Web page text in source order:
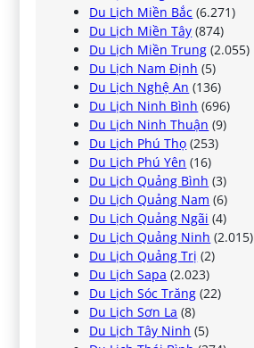
Du Lịch Miền Bắc (6.271)
Du Lịch Miền Tây (874)
Du Lịch Miền Trung (2.055)
Du Lịch Nam Định (5)
Du Lịch Nghệ An (136)
Du Lịch Ninh Bình (696)
Du Lịch Ninh Thuận (9)
Du Lịch Phú Thọ (253)
Du Lịch Phú Yên (16)
Du Lịch Quảng Bình (3)
Du Lịch Quảng Nam (6)
Du Lịch Quảng Ngãi (4)
Du Lịch Quảng Ninh (2.015)
Du Lịch Quảng Trị (2)
Du Lịch Sapa (2.023)
Du Lịch Sóc Trăng (22)
Du Lịch Sơn La (8)
Du Lịch Tây Ninh (5)